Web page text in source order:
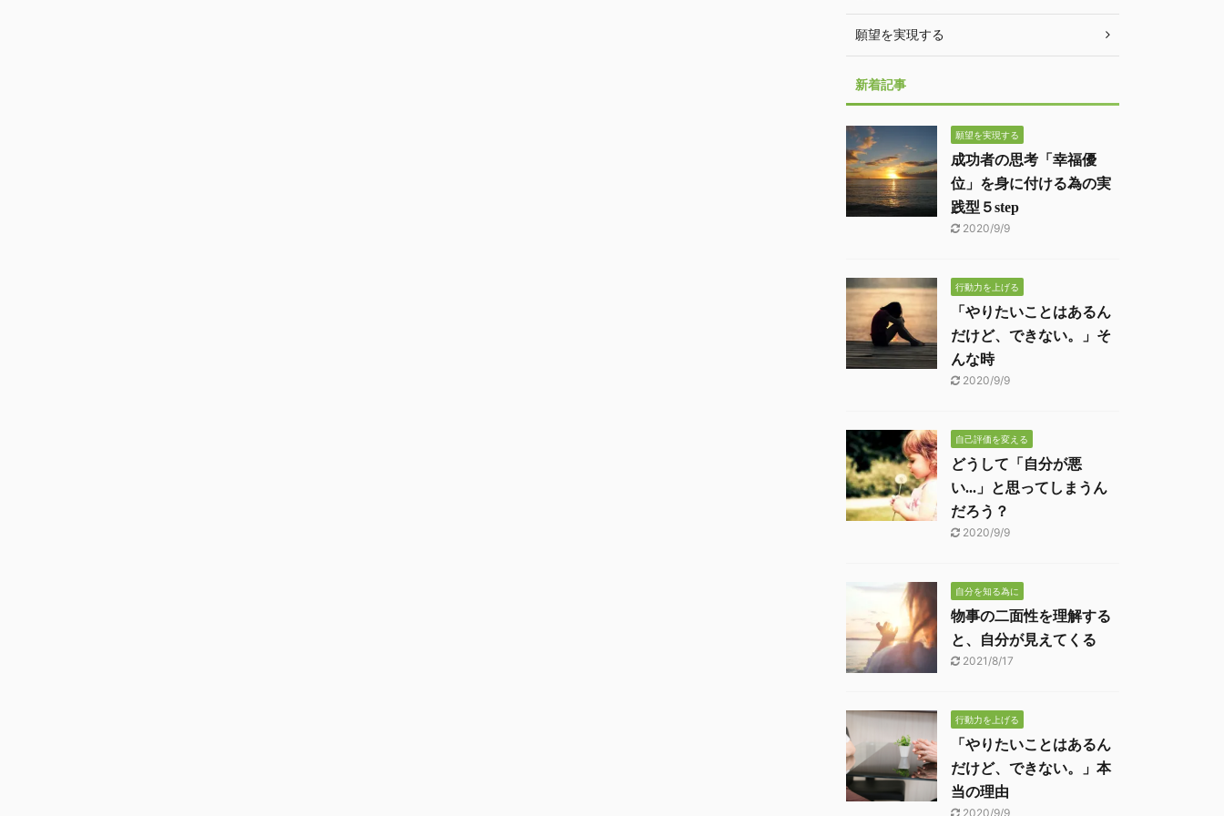
願望を実現する
新着記事
願望を実現する
成功者の思考「幸福優
位」を身に付ける為の実
践型５step
2020/9/9
行動力を上げる
「やりたいことはあるん
だけど、できない。」そ
んな時
2020/9/9
自己評価を変える
どうして「自分が悪
い...」と思ってしまうん
だろう？
2020/9/9
自分を知る為に
物事の二面性を理解する
と、自分が見えてくる
2021/8/17
行動力を上げる
「やりたいことはあるん
だけど、できない。」本
当の理由
2020/9/9